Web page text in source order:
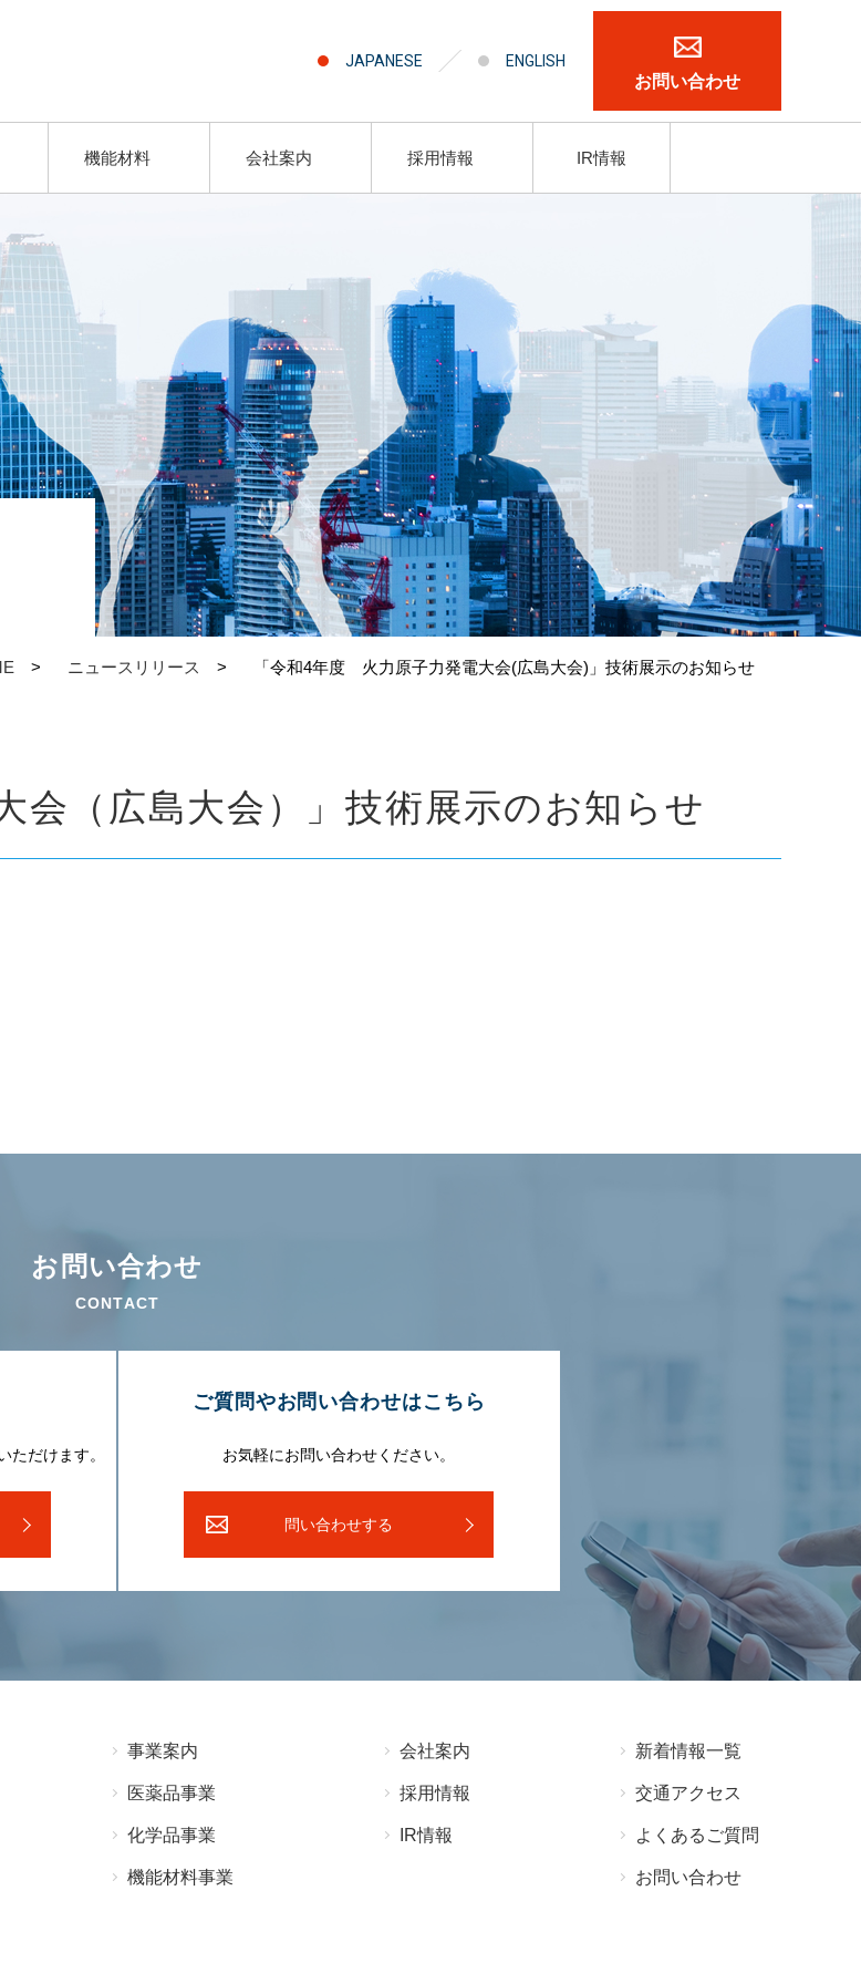
JAPANESE ENGLISH
お問い合わせ
機能材料 会社案内 採用情報 IR情報
ニュースリリース 「令和4年度 火力原子力発電大会(広島大会)」技術展示のお知らせ
会（広島大会）」技術展示のお知らせ
お問い合わせ
CONTACT
ただけます。
ご質問やお問い合わせはこちら
お気軽にお問い合わせください。
問い合わせする
事業案内
医薬品事業
化学品事業
機能材料事業
会社案内
採⽤情報
IR情報
新着情報⼀覧
交通アクセス
よくあるご質問
お問い合わせ